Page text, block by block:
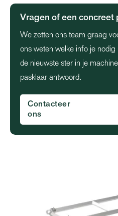
Vragen of een concreet
We zetten ons team graag
ons weten welke info je
de nieuwste ster in je
pasklaar antwoord.
Contacteer
ons